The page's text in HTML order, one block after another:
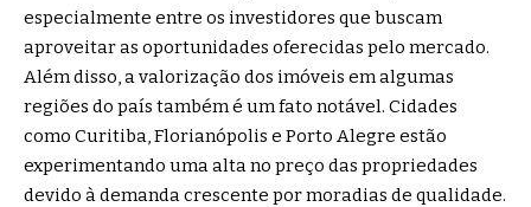
especialmente entre os investidores que buscam
aproveitar as oportunidades oferecidas pelo mercado.
Além disso, a valorização dos imóveis em algumas
regiões do país também é um fato notável. Cidades
como Curitiba, Florianópolis e Porto Alegre estão
experimentando uma alta no preço das propriedades
devido à demanda crescente por moradias de qualidade.